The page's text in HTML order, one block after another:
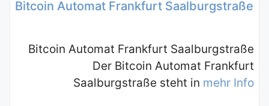
Bitcoin Automat Frankfurt Saalburgstraße
Bitcoin Automat Frankfurt Saalburgstraße
Der Bitcoin Automat Frankfurt
Saalburgstraße steht in mehr Info